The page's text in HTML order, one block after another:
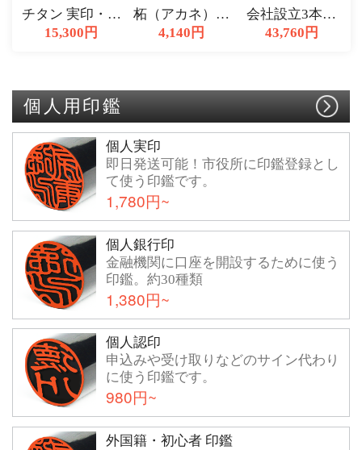
チタン 実印・銀
行印・認印 3本
15,300円
柘（アカネ）実
印・銀行印・認
4,140円
会社設立3本セ
ット ブラストチ
印
43,760円
個人用印鑑
個人実印
即日発送可能！市役所に印鑑登録とし
て使う印鑑です。
1,780円~
個人銀行印
金融機関に口座を開設するために使う
印鑑。約30種類
1,380円~
個人認印
申込みや受け取りなどのサイン代わり
に使う印鑑です。
980円~
外国籍・初心者 印鑑